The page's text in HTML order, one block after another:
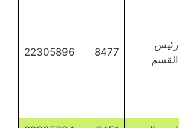
رئيس
القسم
8477
22305896